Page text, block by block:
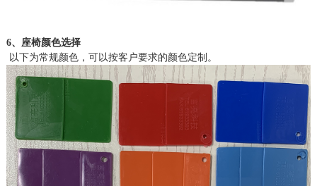
6、座椅颜色选择
以下为常规颜色，可以按客户要求的颜色定制。